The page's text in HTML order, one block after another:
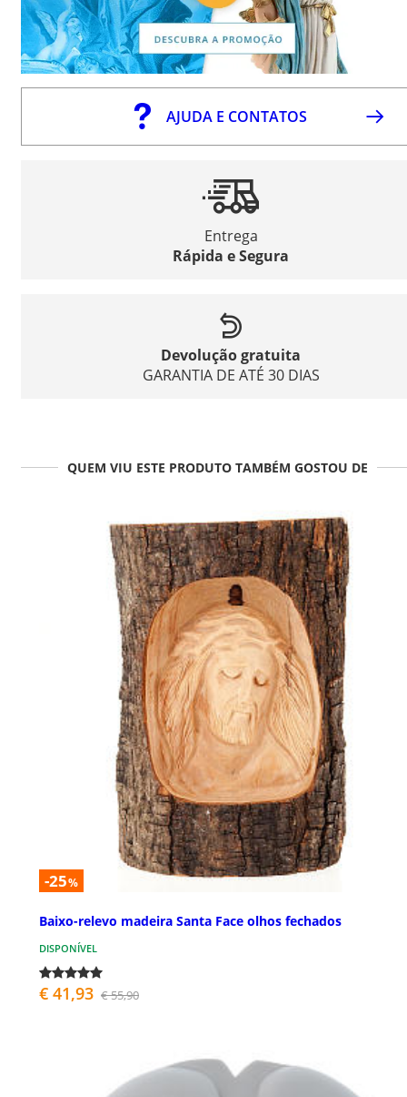
AJUDA E CONTATOS
Entrega
Rápida e Segura
Devolução gratuita
GARANTIA DE ATÉ 30 DIAS
QUEM VIU ESTE PRODUTO TAMBÉM GOSTOU DE
-25%
Baixo-relevo madeira Santa Face olhos fechados
DISPONÍVEL
€ 41,93 € 55,90